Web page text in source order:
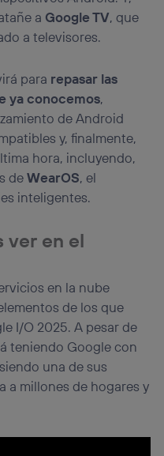
a Google TV, que
a televisores.
para repasar las
ya conocemos,
de Android
y, finalmente,
hora, incluyendo,
deWearOS, el
inteligentes.
ver en el
en la nube
de los que
I/O 2025. A pesar de
teniendo Google con
una de sus
a millones de hogares y